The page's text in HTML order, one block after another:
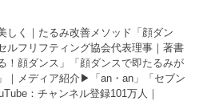
しく｜たるみ改善メソッド「顔ダン
ルフリフティング協会代表理事｜著書
！顔ダンス 」「 顔ダンスで即たるみが
」｜メディア紹介▶︎「an・an」「セブン
：チャンネル登録101万人｜